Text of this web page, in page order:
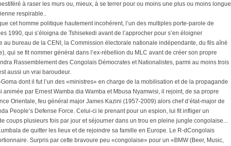
à raser les murs ou, mieux, à se terrer pour ou moins une plus ou moins longue
respirable..
cet homme politique hautement incohérent, l’un des multiples porte-parole de
1990, qui s’éloigna de Tshisekedi avant de l’approcher pour s’en éloigner
au bureau de la CENI, la Commission électorale nationale indépendante, du fils aîné
qui se fit nommer général dans l’ex-rébellion du MLC avant de créer son propre
Rassemblement des Congolais Démocrates et Nationalistes, parmi au moins trois
aussi un vrai baroudeur.
dont il fut l’un des «ministres» en charge de la mobilisation et de la propagande
animée par Ernest Wamba dia Wamba et Mbusa Nyamwisi, il rejoint, de sa propre
Orientale, feu général major James Kazini (1957-2009) alors chef d’état-major de
People’s Defense Force. Celui-ci le prenant pour un espion, lui fit infliger un
coups plusieurs fois par jour et séjourner dans un trou en pleine jungle congolaise...
de quitter les lieux et de rejoindre sa famille en Europe. Le R-dCongolais
Surpris par cette bravoure peu «congolaise» pour un «BMW (Beer, Music,